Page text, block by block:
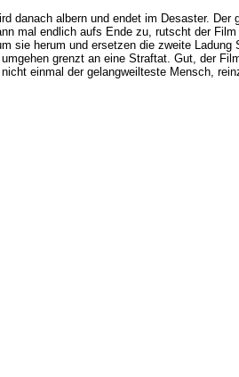
danach albern und endet im Desaster.
mal endlich aufs Ende zu, rutscht der
sie herum und ersetzen die zweite
grenzt an eine Straftat. Gut, der
einmal der gelangweilteste Mensch,